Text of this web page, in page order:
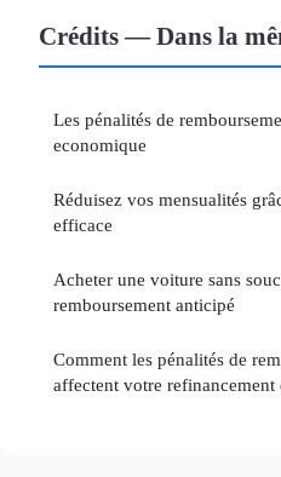
Crédits — Dans la
Les pénalités de
economique
Réduisez vos mensualités
efficace
Acheter une voiture sans
remboursement anticipé
Comment les pénalités de
affectent votre refinancement